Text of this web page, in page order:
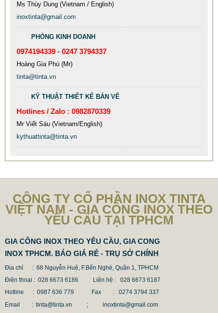
9.577.900 VNĐ9.757.900 VNĐ
Mẫu: MAU XE DAY INOX 304 GIA RE
Ms Thùy Dung (Vietnam / English)
inoxtinta@gmail.com
PHÒNG KINH DOANH
0974194339 - 0247 3794337
Hoàng Gia Phú (Mr)
tinta@tinta.vn
KỸ THUẬT THIẾT KẾ BẢN VẼ
Hotlines / Zalo : 0982870339
Mr Viết Sáu (Vietnam/English)
kythuattinta@tinta.vn
CÔNG TY CỔ PHẦN INOX TINTA
VIỆT NAM - GIA CÔNG INOX THEO
YÊU CẦU TẠI TPHCM
GIA CÔNG INOX THEO YÊU CẦU, GIA CONG
INOX TPHCM. BÁO GIÁ RẺ - TRỤ SỞ CHÍNH
Địa chỉ : 68 Nguyễn Huệ, F.Bến Nghé, Quận 1, TPHCM
Điện thoại : 028 6673 6186
Liên hệ : 028 6673 6187
Hotline : 0987 636 779 Fax
: 0274 3794 337
Email : tinta@tinta.vn ;
inoxtinta@gmail.com